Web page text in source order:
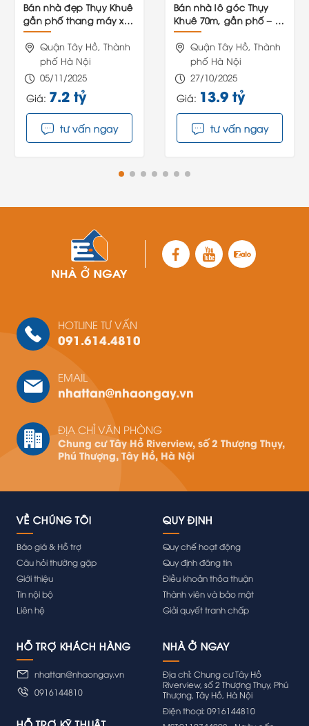
Bán nhà đẹp Thụy Khuê
gần phố thang máy xịn,
full nội thất hơn 7 tỷ
Quận Tây Hồ, Thành
phố Hà Nội
05/11/2025
Giá: 7.2 tỷ
tư vấn ngay
Bán nhà lô góc Thụy
Khuê 70m, gần phố – vị
trí hiếm sinh lời, giá 13,9
tỷ
Quận Tây Hồ, Thành
phố Hà Nội
27/10/2025
Giá: 13.9 tỷ
tư vấn ngay
HOTLINE TƯ VẤN
091.614.4810
EMAIL
nhattan@nhaongay.vn
ĐỊA CHỈ VĂN PHÒNG
Chung cư Tây Hồ Riverview, số 2 Thượng Thụy,
Phú Thượng, Tây Hồ, Hà Nội
VỀ CHÚNG TÔI
Báo giá & Hỗ trợ
Câu hỏi thường gặp
Giới thiệu
Tin nội bộ
Liên hệ
QUY ĐỊNH
Quy chế hoạt động
Quy định đăng tin
Điều khoản thỏa thuận
Thành viên và bảo mật
Giải quyết tranh chấp
HỖ TRỢ KHÁCH HÀNG
nhattan@nhaongay.vn
0916144810
Địa chỉ: Chung cư Tây Hồ
Riverview, số 2 Thượng Thụy, Phú
Thượng, Tây Hồ, Hà Nội
Điện thoại: 0916144810